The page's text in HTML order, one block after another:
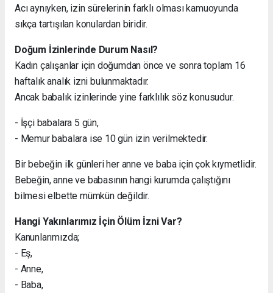
Acı aynıyken, izin sürelerinin farklı olması kamuoyunda
sıkça tartışılan konulardan biridir.
Doğum İzinlerinde Durum Nasıl?
Kadın çalışanlar için doğumdan önce ve sonra toplam 16
haftalık analık izni bulunmaktadır.
Ancak babalık izinlerinde yine farklılık söz konusudur.
- İşçi babalara 5 gün,
- Memur babalara ise 10 gün izin verilmektedir.
Bir bebeğin ilk günleri her anne ve baba için çok kıymetlidir.
Bebeğin, anne ve babasının hangi kurumda çalıştığını
bilmesi elbette mümkün değildir.
Hangi Yakınlarımız İçin Ölüm İzni Var?
Kanunlarımızda;
- Eş,
- Anne,
- Baba,